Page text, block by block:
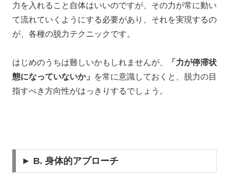
力を入れること自体はいいのですが、その力が常に動い
て流れていくようにする必要があり、 それを実現するの
が、各種の脱力テクニックです。
はじめのうちは難しいかもしれませんが、
「力が停滞状
態になっていないか」
を常に意識しておくと、 脱力の目
指すべき方向性がはっきりするでしょう。
► B. 身体的アプローチ